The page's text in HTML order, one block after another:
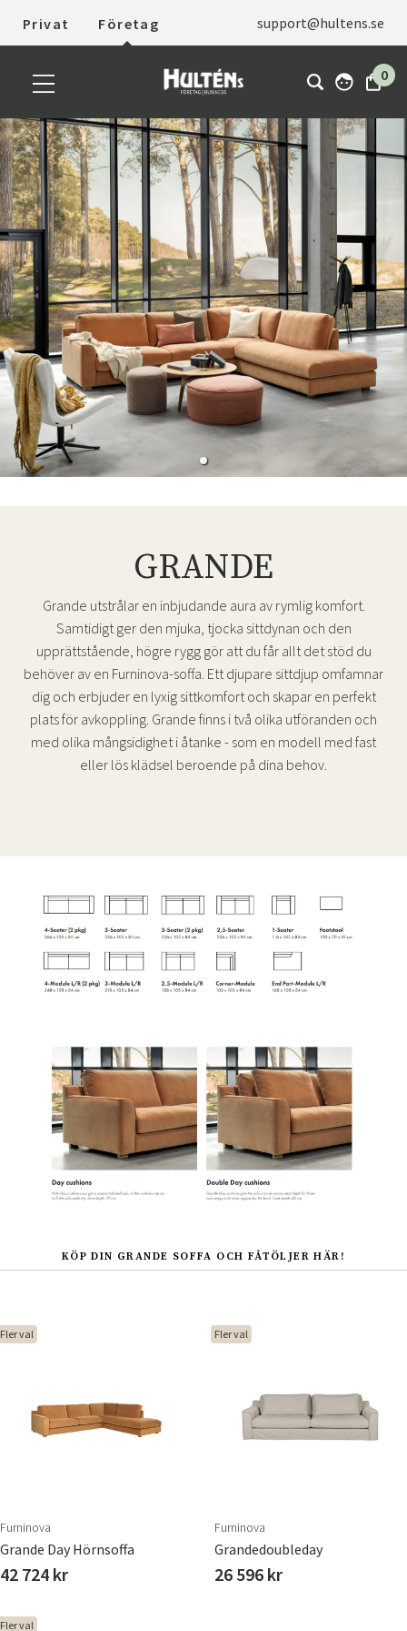
Privat Företag support@hultens.se
0
GRANDE
Grande utstrålar en inbjudande aura av rymlig komfort.
Samtidigt ger den mjuka, tjocka sittdynan och den
upprättstående, högre rygg gör att du får allt det stöd du
behöver av en Furninova-soffa. Ett djupare sittdjup omfamnar
dig och erbjuder en lyxig sittkomfort och skapar en perfekt
plats för avkoppling. Grande finns i två olika utföranden och
med olika mångsidighet i åtanke - som en modell med fast
eller lös klädsel beroende på dina behov.
KÖP DIN GRANDE SOFFA OCH FÅTÖLJER HÄR!
Fler val
Furninova
Grande Day Hörnsoffa
42 724 kr
Fler val
Furninova
Grandedoubleday
26 596 kr
Fler val